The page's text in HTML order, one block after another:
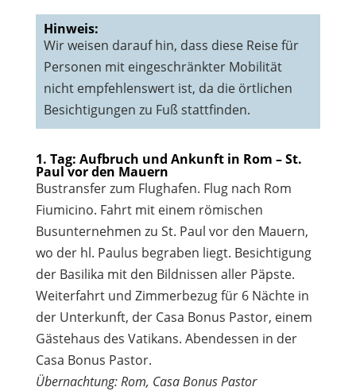
Hinweis:
Wir weisen darauf hin, dass diese Reise für
Personen mit eingeschränkter Mobilität
nicht empfehlenswert ist, da die örtlichen
Besichtigungen zu Fuß stattfinden.
1. Tag: Aufbruch und Ankunft in Rom – St.
Paul vor den Mauern
Bustransfer zum Flughafen. Flug nach Rom
Fiumicino. Fahrt mit einem römischen
Busunternehmen zu St. Paul vor den Mauern,
wo der hl. Paulus begraben liegt. Besichtigung
der Basilika mit den Bildnissen aller Päpste.
Weiterfahrt und Zimmerbezug für 6 Nächte in
der Unterkunft, der Casa Bonus Pastor, einem
Gästehaus des Vatikans. Abendessen in der
Casa Bonus Pastor.
Übernachtung: Rom, Casa Bonus Pastor